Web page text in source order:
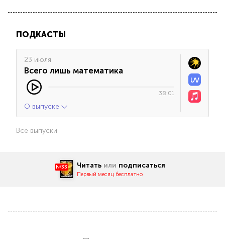
ПОДКАСТЫ
23 июля
Всего лишь математика
38:01
О выпуске
Все выпуски
№33 Читать или подписаться
Первый месяц бесплатно